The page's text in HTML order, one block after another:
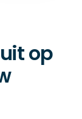
op